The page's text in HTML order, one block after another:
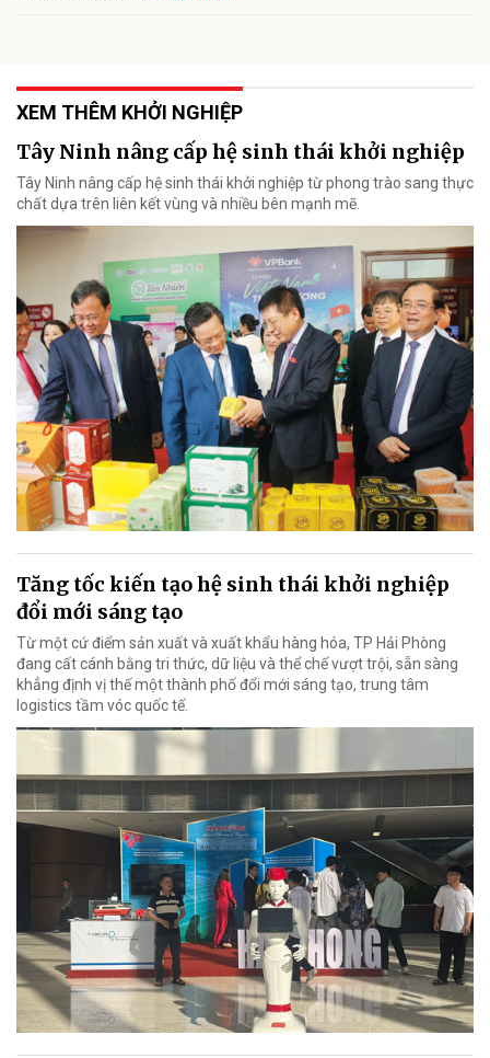
XEM THÊM KHỞI NGHIỆP
Tây Ninh nâng cấp hệ sinh thái khởi nghiệp
Tây Ninh nâng cấp hệ sinh thái khởi nghiệp từ phong trào sang thực
chất dựa trên liên kết vùng và nhiều bên mạnh mẽ.
Tăng tốc kiến tạo hệ sinh thái khởi nghiệp
đổi mới sáng tạo
Từ một cứ điểm sản xuất và xuất khẩu hàng hóa, TP Hải Phòng
đang cất cánh bằng tri thức, dữ liệu và thể chế vượt trội, sẵn sàng
khẳng định vị thế một thành phố đổi mới sáng tạo, trung tâm
logistics tầm vóc quốc tế.